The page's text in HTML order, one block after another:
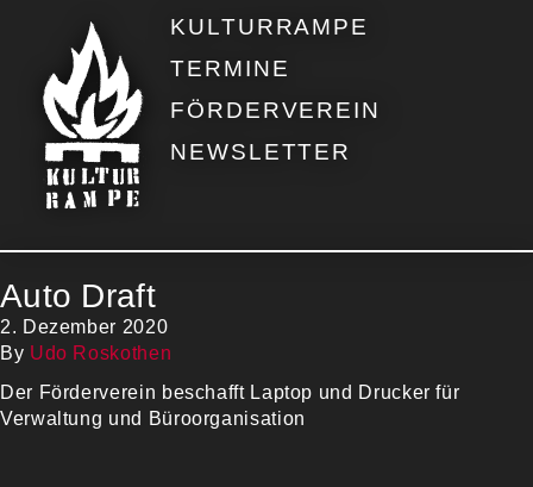
KULTURRAMPE
TERMINE
FÖRDERVEREIN
NEWSLETTER
Auto Draft
2. Dezember 2020
By Udo Roskothen
Der Förderverein beschafft Laptop und Drucker für
Verwaltung und Büroorganisation